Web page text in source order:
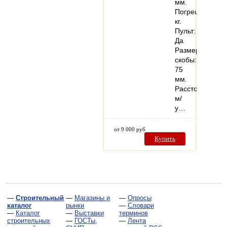
мм.
кг.
Пульт:
Да
Размер
скобы:
75
мм.
Расстояние
м/
у…
от 9 000 руб
Купить
— Строительный
каталог
— Каталог
строительных
— Магазины и
рынки
— Выставки
— ГОСТы,
— Опросы
— Словари
терминов
— Лента